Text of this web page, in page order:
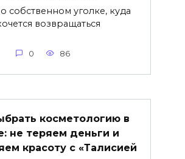
собственном уголке, куда
возвращаться
0 86
косметологию в
не теряем деньги и
красоту с «Талисией